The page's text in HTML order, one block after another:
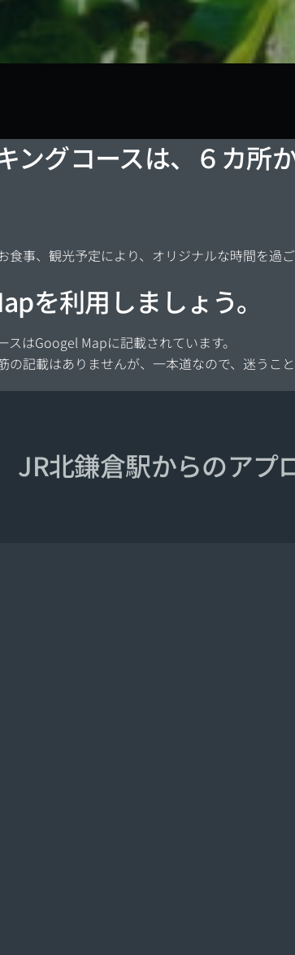
ングコースは、６カ所
食事、観光予定により、オリジナルな時間を過
を利用しましょう。
スはGoogel Mapに記載されています。
の記載はありませんが、一本道なので、迷うこと
JR北鎌倉駅からのアプ